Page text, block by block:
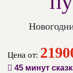
Цена от:
45 минут